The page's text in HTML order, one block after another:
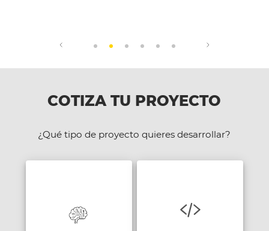
COTIZA TU PROYECTO
¿Qué tipo de proyecto quieres desarrollar?